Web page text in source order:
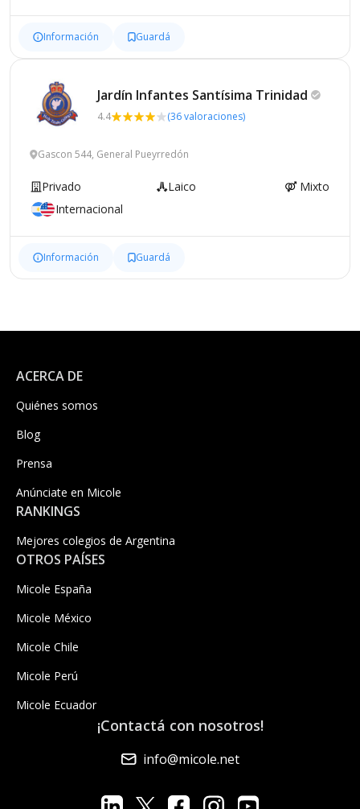
Información Guardá
Jardín Infantes Santísima Trinidad
4.4 (36 valoraciones)
Gascon 544, General Pueyrredón
Privado Laico
Mixto
Internacional
Información Guardá
ACERCA DE
Quiénes somos
Blog
Prensa
Anúnciate en Micole
RANKINGS
Mejores colegios de Argentina
OTROS PAÍSES
Micole España
Micole México
Micole Chile
Micole Perú
Micole Ecuador
¡Contactá con nosotros!
info@micole.net